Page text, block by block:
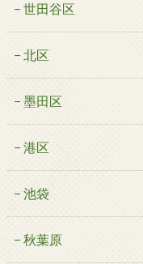
世田谷区
北区
墨田区
港区
池袋
秋葉原